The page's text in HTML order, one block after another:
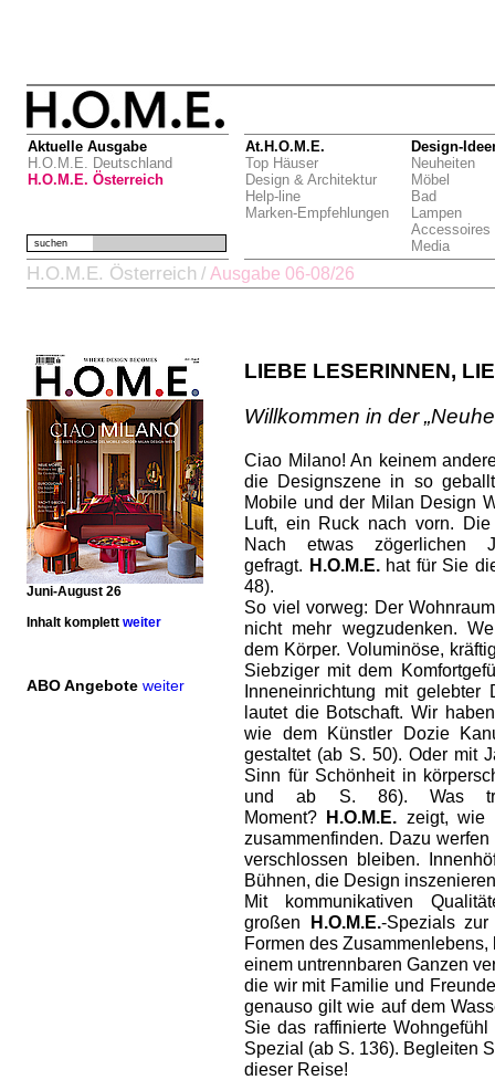
Aktuelle Ausgabe
H.O.M.E. Deutschland
H.O.M.E. Österreich
At.H.O.M.E.
Top Häuser
Design & Architektur
Help-line
Marken-Empfehlungen
Design-
Neuheiten
Möbel
Bad
Lampen
Accessoires
Media
suchen
H.O.M.E. Österreich / Ausgabe 06-08/26
Juni-August 26
Inhalt komplett weiter
ABO Angebote weiter
LIEBE LESERINNEN,
Willkommen in der
Ciao Milano! An keinem
die Designszene in so
Mobile und der Milan Design
Luft, ein Ruck nach vorn.
Nach etwas
gefragt. H.O.M.E.hat für Sie
48).
So viel vorweg: Der
nicht mehr wegzudenken.
dem Körper. Voluminöse,
Siebziger mit dem
Inneneinrichtung mit gelebter
lautet die Botschaft. Wir
wie dem Künstler Dozie
gestaltet (ab S. 50). Oder mit
Sinn für Schönheit in
und ab S. 86). Was
Moment? H.O.M.E. zeigt, wie
zusammenfinden. Dazu
verschlossen bleiben.
Bühnen, die Design
Mit kommunikativen
großen H.O.M.E.-Spezials
Formen des
einem untrennbaren Ganzen
die wir mit Familie und
genauso gilt wie auf dem
Sie das raffinierte
Spezial (ab S. 136). Begleiten
dieser Reise!